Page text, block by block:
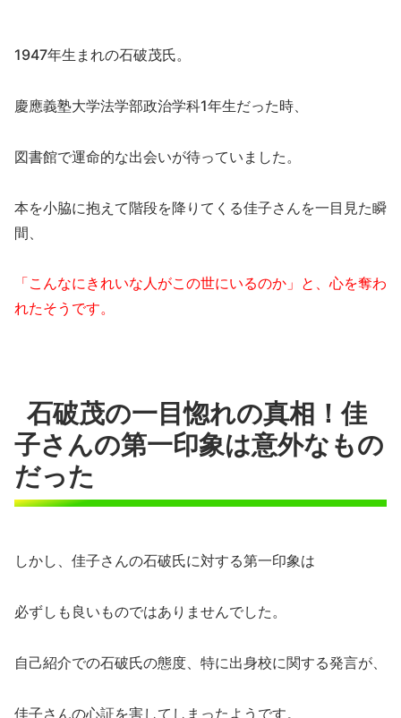
1947年生まれの石破茂氏。
慶應義塾大学法学部政治学科1年生だった時、
図書館で運命的な出会いが待っていました。
本を小脇に抱えて階段を降りてくる佳子さんを一目見た瞬
間、
「こんなにきれいな人がこの世にいるのか」と、心を奪わ
れたそうです。
石破茂の一目惚れの真相！佳
子さんの第一印象は意外なもの
だった
しかし、佳子さんの石破氏に対する第一印象は
必ずしも良いものではありませんでした。
自己紹介での石破氏の態度、特に出身校に関する発言が、
佳子さんの心証を害してしまったようです。